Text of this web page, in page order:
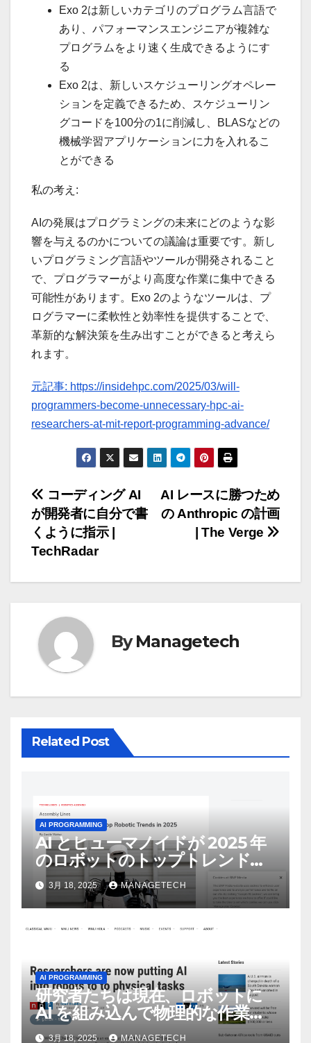
Exo 2は新しいカテゴリのプログラム言語で
あり、パフォーマンスエンジニアが複雑な
プログラムをより速く生成できるようにす
る
Exo 2は、新しいスケジューリングオペレー
ションを定義できるため、スケジューリン
グコードを100分の1に削減し、BLASなどの
機械学習アプリケーションに力を入れるこ
とができる
私の考え:
AIの発展はプログラミングの未来にどのような影
響を与えるのかについての議論は重要です。新し
いプログラミング言語やツールが開発されること
で、プログラマーがより高度な作業に集中できる
可能性があります。Exo 2のようなツールは、プ
ログラマーに柔軟性と効率性を提供することで、
革新的な解決策を生み出すことができると考えら
れます。
元記事: https://insidehpc.com/2025/03/will-
programmers-become-unnecessary-hpc-ai-
researchers-at-mit-report-programming-advance/
投
稿
ナ
ビ
ゲ
ー
シ
ョ
ン
AI レースに勝つため
の Anthropic の計画
| The Verge
コーディング AI
が開発者に自分で書
くように指示 |
TechRadar
ByManagetech
Related Post
AI PROGRAMMING
AI とヒューマノイドが 2025 年
のロボットのトップトレンドに |
ASSEMBLY
3月 18, 2025 MANAGETECH
AI PROGRAMMING
研究者たちは現在、ロボットに
AI を組み込んで物理的な作業を
実行させている | ノーザン パブ
3月 18, 2025 MANAGETECH